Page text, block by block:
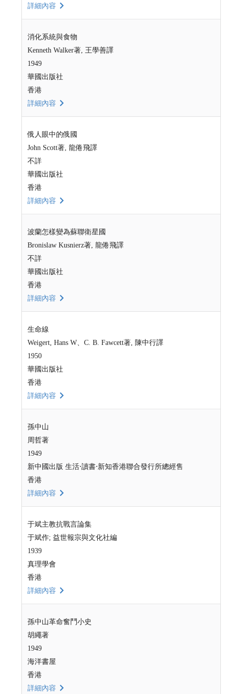
詳細內容
消化系統與食物
Kenneth Walker著, 王學善譯
1949
華國出版社
香港
詳細內容
俄人眼中的俄國
John Scott著, 龍倦飛譯
不詳
華國出版社
香港
詳細內容
波蘭怎樣變為蘇聯衛星國
Bronislaw Kusnierz著, 龍倦飛譯
不詳
華國出版社
香港
詳細內容
生命線
Weigert, Hans W、C. B. Fawcett著, 陳中行譯
1950
華國出版社
香港
詳細內容
孫中山
周哲著
1949
新中國出版 生活⋅讀書⋅新知香港聯合發行所總經售
香港
詳細內容
于斌主教抗戰言論集
于斌作; 益世報宗與文化社編
1939
真理學會
香港
詳細內容
孫中山革命奮鬥小史
胡繩著
1949
海洋書屋
香港
詳細內容